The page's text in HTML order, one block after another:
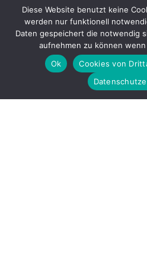
Gefördert durch
Diese Website benutzt keine
werden nur funktionell
Daten gespeichert die notwendig
aufnehmen zu können
Ok
Cookies von